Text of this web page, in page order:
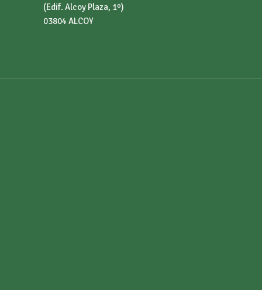
(Edif. Alcoy Plaza, 1º)
03804 ALCOY